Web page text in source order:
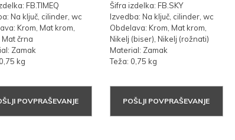
FB.TIMEQ
Na ključ, cilinder, wc
Krom, Mat krom,
Mat črna
Zamak
kg
POVPRAŠEVANJE
Šifra izdelka: FB.SKY
Izvedba: Na ključ, cilinder, wc
Obdelava: Krom, Mat krom,
Nikelj (biser), Nikelj (rožnati)
Material: Zamak
Teža: 0,75 kg
POŠLJI POVPRAŠEVANJE